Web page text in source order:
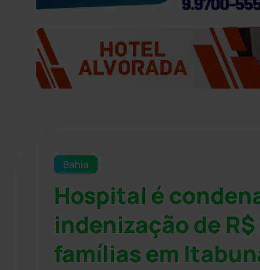
Bahia
Hospital é
indenização de
famílias em